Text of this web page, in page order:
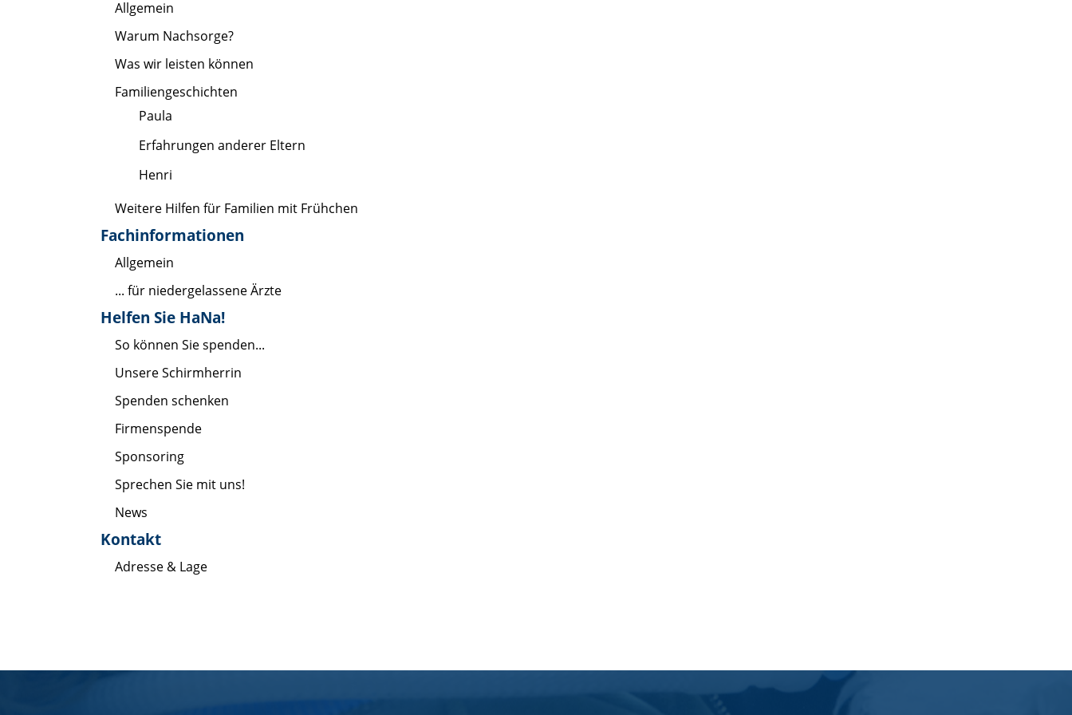
Allgemein
Warum Nachsorge?
Was wir leisten können
Familiengeschichten
Paula
Erfahrungen anderer Eltern
Henri
Weitere Hilfen für Familien mit Frühchen
Fachinformationen
Allgemein
... für niedergelassene Ärzte
Helfen Sie HaNa!
So können Sie spenden...
Unsere Schirmherrin
Spenden schenken
Firmenspende
Sponsoring
Sprechen Sie mit uns!
News
Kontakt
Adresse & Lage